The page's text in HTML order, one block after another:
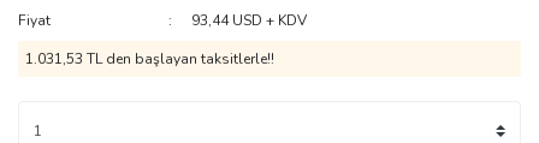
Fiyat
93,44 USD + KDV
1.031,53 TL den başlayan taksitlerle!!